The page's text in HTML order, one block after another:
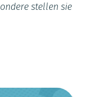
stellen sie